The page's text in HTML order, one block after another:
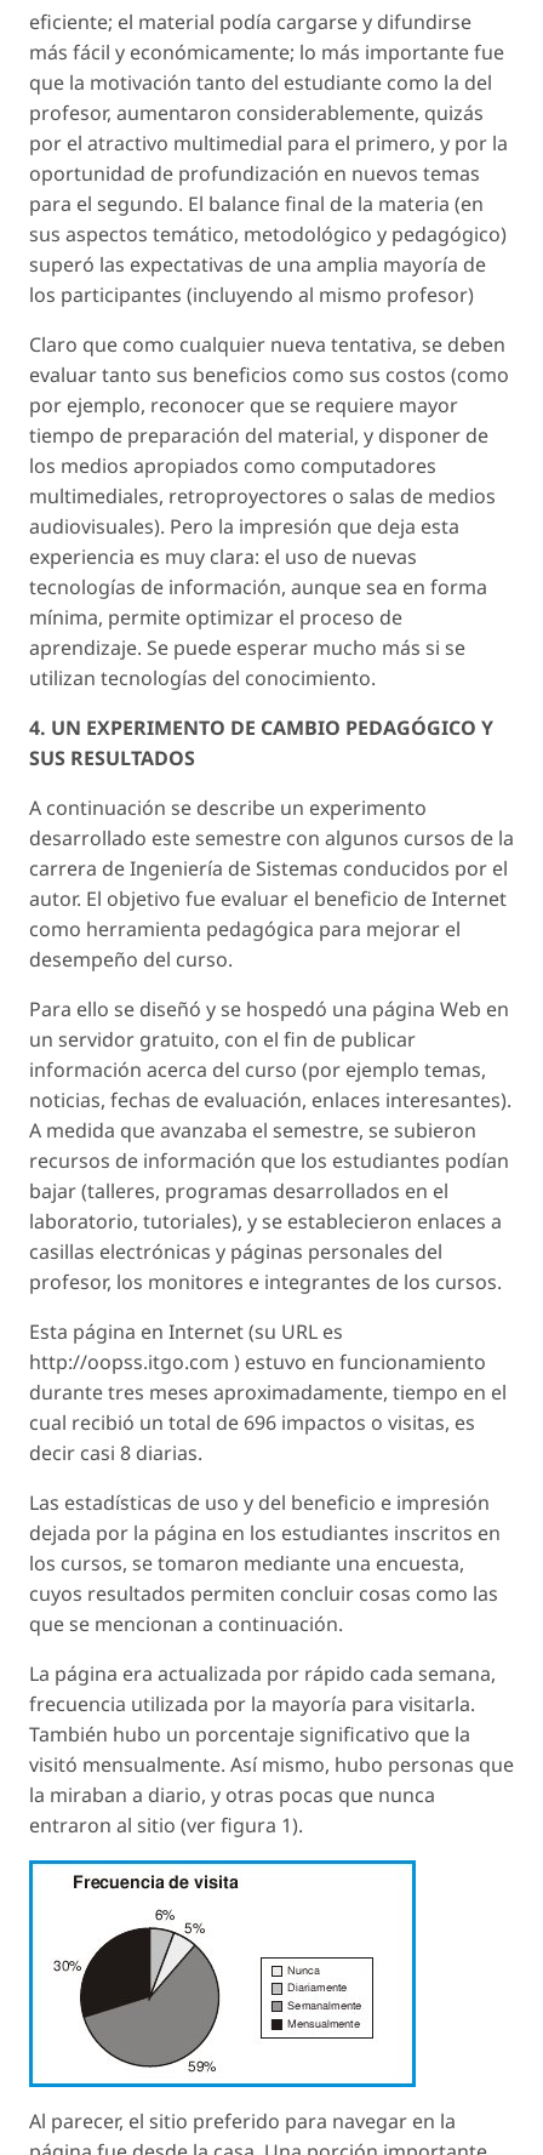
eficiente; el material podía cargarse y difundirse
más fácil y económicamente; lo más importante fue
que la motivación tanto del estudiante como la del
profesor, aumentaron considerablemente, quizás
por el atractivo multimedial para el primero, y por la
oportunidad de profundización en nuevos temas
para el segundo. El balance final de la materia (en
sus aspectos temático, metodológico y pedagógico)
superó las expectativas de una amplia mayoría de
los participantes (incluyendo al mismo profesor)
Claro que como cualquier nueva tentativa, se deben
evaluar tanto sus beneficios como sus costos (como
por ejemplo, reconocer que se requiere mayor
tiempo de preparación del material, y disponer de
los medios apropiados como computadores
multimediales, retroproyectores o salas de medios
audiovisuales). Pero la impresión que deja esta
experiencia es muy clara: el uso de nuevas
tecnologías de información, aunque sea en forma
mínima, permite optimizar el proceso de
aprendizaje. Se puede esperar mucho más si se
utilizan tecnologías del conocimiento.
4. UN EXPERIMENTO DE CAMBIO PEDAGÓGICO Y
SUS RESULTADOS
A continuación se describe un experimento
desarrollado este semestre con algunos cursos de la
carrera de Ingeniería de Sistemas conducidos por el
autor. El objetivo fue evaluar el beneficio de Internet
como herramienta pedagógica para mejorar el
desempeño del curso.
Para ello se diseñó y se hospedó una página Web en
un servidor gratuito, con el fin de publicar
información acerca del curso (por ejemplo temas,
noticias, fechas de evaluación, enlaces interesantes).
A medida que avanzaba el semestre, se subieron
recursos de información que los estudiantes podían
bajar (talleres, programas desarrollados en el
laboratorio, tutoriales), y se establecieron enlaces a
casillas electrónicas y páginas personales del
profesor, los monitores e integrantes de los cursos.
Esta página en Internet (su URL es
http://oopss.itgo.com ) estuvo en funcionamiento
durante tres meses aproximadamente, tiempo en el
cual recibió un total de 696 impactos o visitas, es
decir casi 8 diarias.
Las estadísticas de uso y del beneficio e impresión
dejada por la página en los estudiantes inscritos en
los cursos, se tomaron mediante una encuesta,
cuyos resultados permiten concluir cosas como las
que se mencionan a continuación.
La página era actualizada por rápido cada semana,
frecuencia utilizada por la mayoría para visitarla.
También hubo un porcentaje significativo que la
visitó mensualmente. Así mismo, hubo personas que
la miraban a diario, y otras pocas que nunca
entraron al sitio (ver figura 1).
Al parecer, el sitio preferido para navegar en la